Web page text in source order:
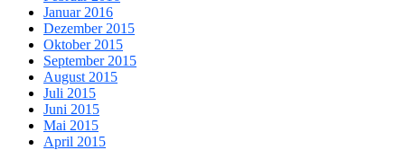
Januar 2016
Dezember 2015
Oktober 2015
September 2015
August 2015
Juli 2015
Juni 2015
Mai 2015
April 2015